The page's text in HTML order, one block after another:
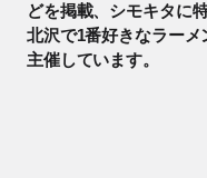
どを掲載、シモキタに
北沢で1番好きなラー
主催しています。